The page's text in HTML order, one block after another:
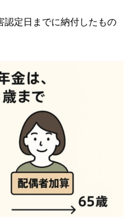
認定日までに納付したもの